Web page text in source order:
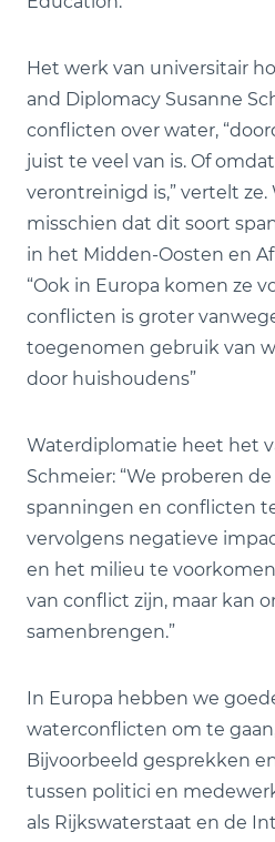
Het werk van universitair
and Diplomacy Susanne
conflicten over water,
juist te veel van is. Of
verontreinigd is,” vertelt
misschien dat dit soort
in het Midden-Oosten en
“Ook in Europa komen ze
conflicten is groter
toegenomen gebruik van
door huishoudens”
Waterdiplomatie heet het
Schmeier: “We proberen
spanningen en conflicten
vervolgens negatieve
en het milieu te
van conflict zijn, maar kan
samenbrengen.”
In Europa hebben we
waterconflicten om te
Bijvoorbeeld gesprekken
tussen politici en
als Rijkswaterstaat en de